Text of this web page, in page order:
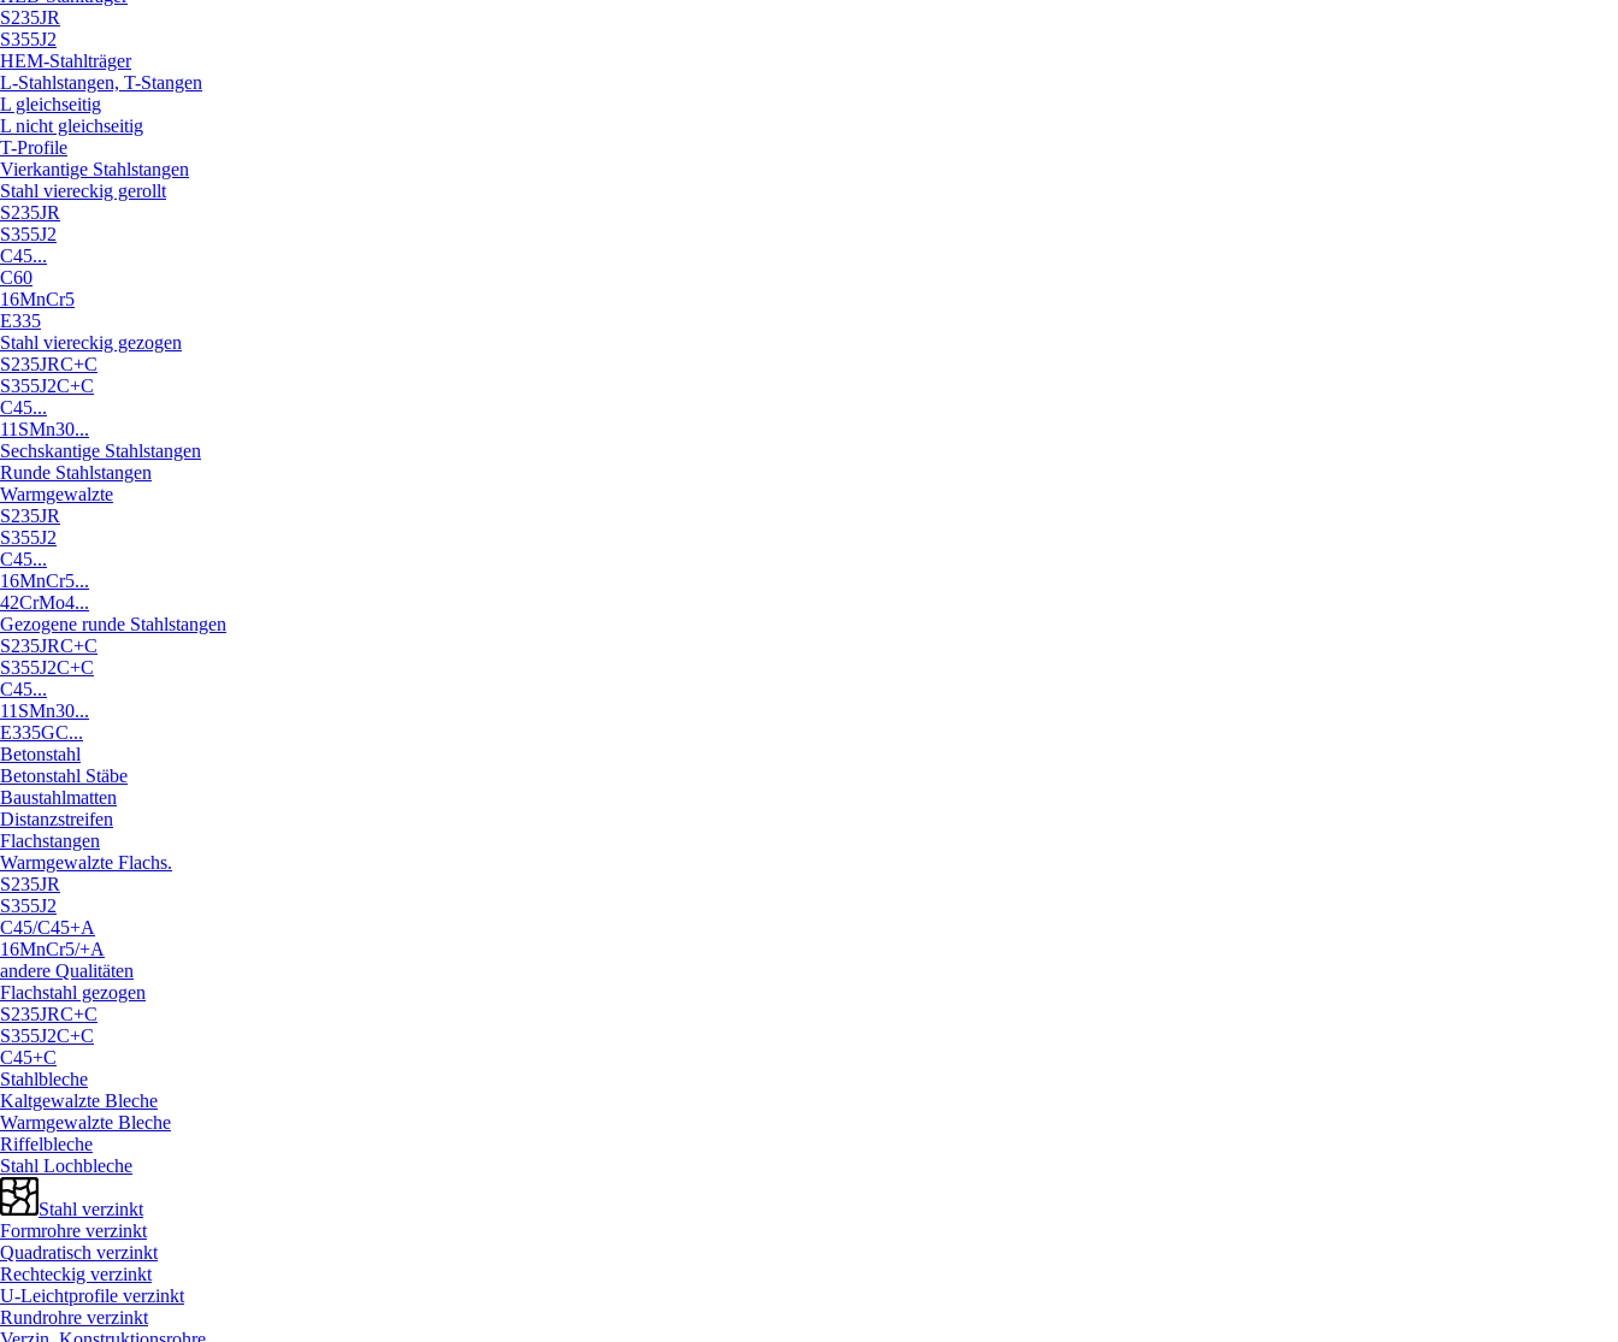
S235JR
S355J2
HEM-Stahlträger
L-Stahlstangen, T-Stangen
L gleichseitig
L nicht gleichseitig
T-Profile
Vierkantige Stahlstangen
Stahl viereckig gerollt
S235JR
S355J2
C45...
C60
16MnCr5
E335
Stahl viereckig gezogen
S235JRC+C
S355J2C+C
C45...
11SMn30...
Sechskantige Stahlstangen
Runde Stahlstangen
Warmgewalzte
S235JR
S355J2
C45...
16MnCr5...
42CrMo4...
Gezogene runde Stahlstangen
S235JRC+C
S355J2C+C
C45...
11SMn30...
E335GC...
Betonstahl
Betonstahl Stäbe
Baustahlmatten
Distanzstreifen
Flachstangen
Warmgewalzte Flachs.
S235JR
S355J2
C45/C45+A
16MnCr5/+A
andere Qualitäten
Flachstahl gezogen
S235JRC+C
S355J2C+C
C45+C
Stahlbleche
Kaltgewalzte Bleche
Warmgewalzte Bleche
Riffelbleche
Stahl Lochbleche
Stahl verzinkt
Formrohre verzinkt
Quadratisch verzinkt
Rechteckig verzinkt
U-Leichtprofile verzinkt
Rundrohre verzinkt